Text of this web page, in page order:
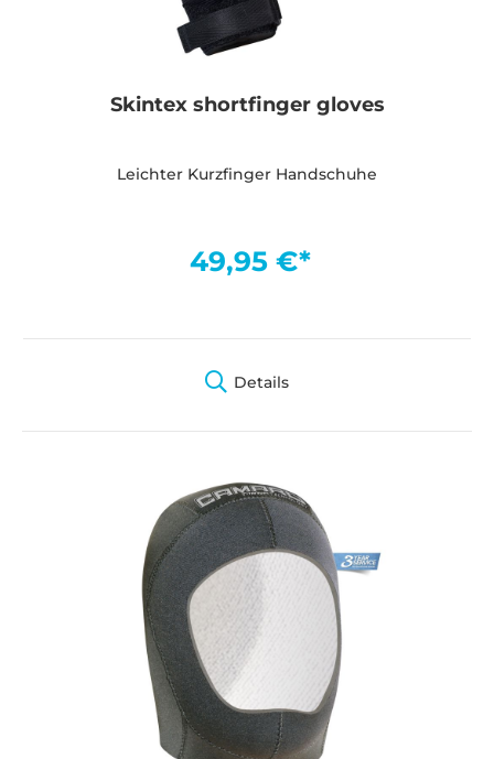
Skintex shortfinger gloves
Leichter Kurzfinger Handschuhe
49,95 €*
Details